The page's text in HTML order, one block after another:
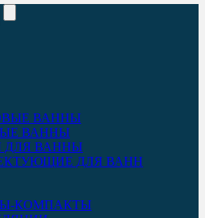
ВАННЫ
ВАННЫ
ДЛЯ ВАННЫ
ДЛЯ ВАНН
КОМПАКТЫ